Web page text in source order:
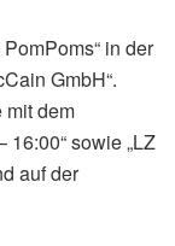
in der
GmbH“.
mit dem
16:00“ sowie „LZ
auf der